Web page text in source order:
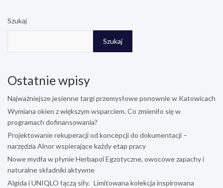
Szukaj
Szukaj
Ostatnie wpisy
Najważniejsze jesienne targi przemysłowe ponownie w Katowicach
Wymiana okien z większym wsparciem. Co zmieniło się w
programach dofinansowania?
Projektowanie rekuperacji od koncepcji do dokumentacji –
narzędzia Alnor wspierające każdy etap pracy
Nowe mydła w płynie Herbapol Egzotyczne, owocowe zapachy i
naturalne składniki aktywne
Algida i UNIQLO łączą siły. Limitowana kolekcja inspirowana